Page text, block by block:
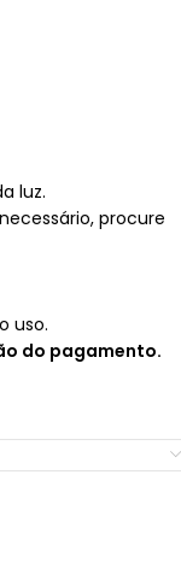
luz.
procure
uso.
do pagamento.